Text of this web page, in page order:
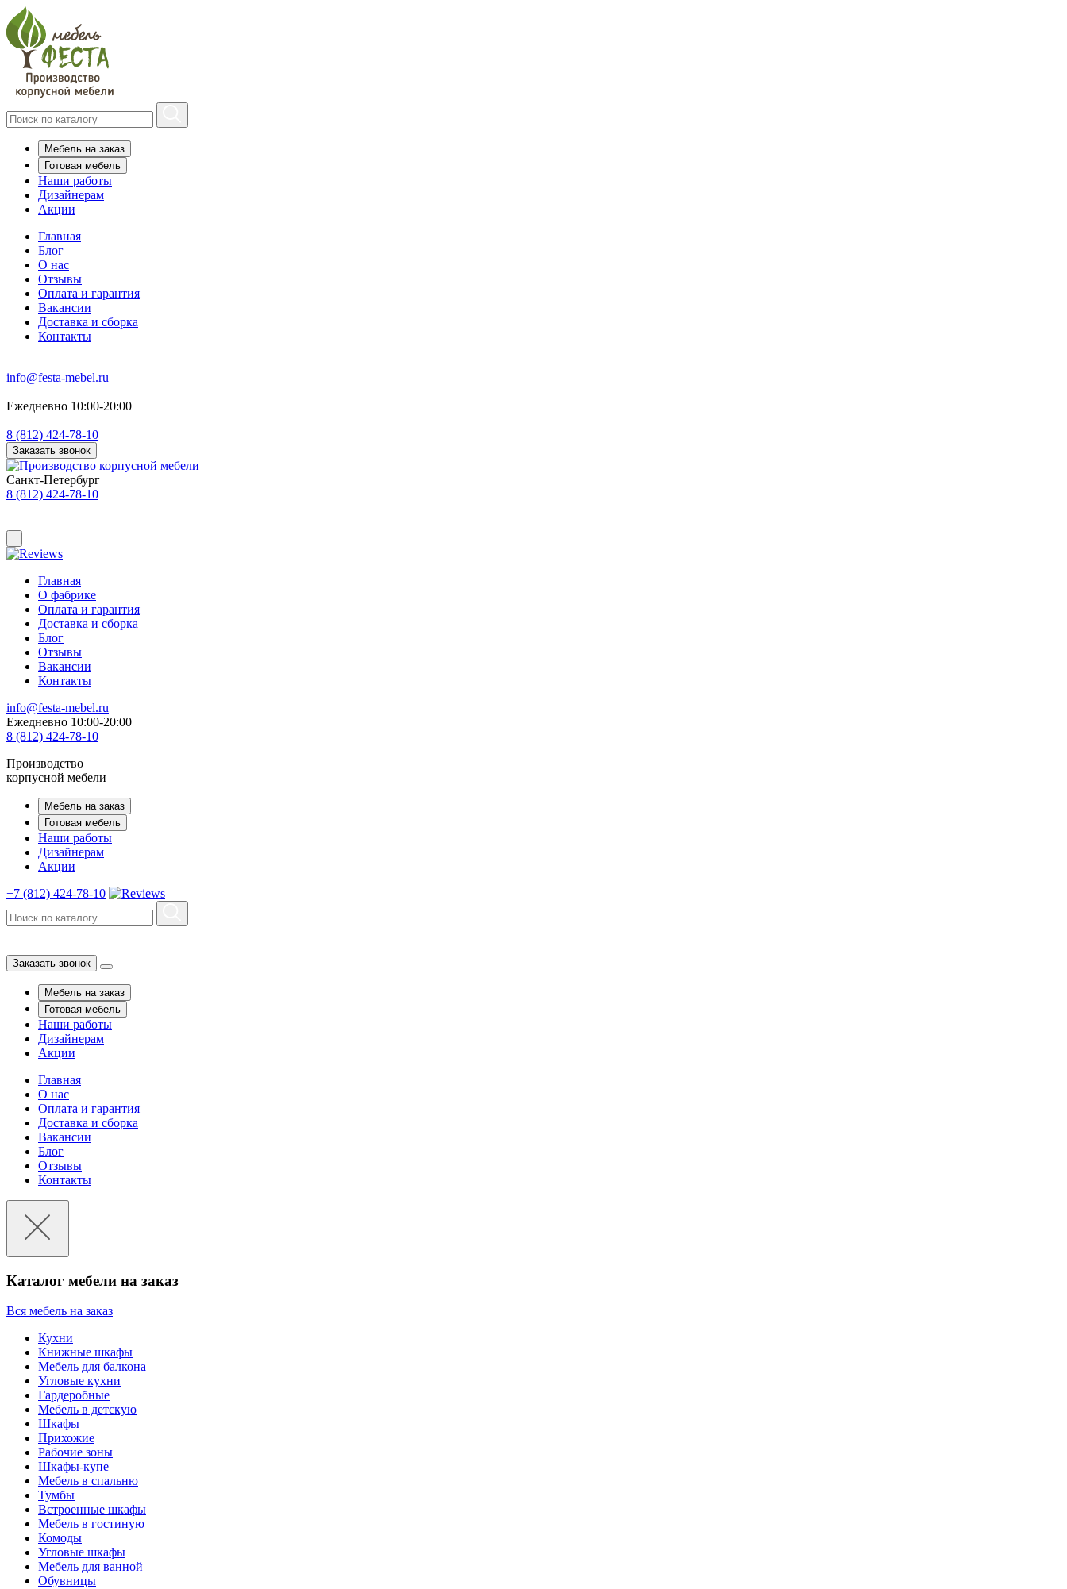
Мебель на заказ
Готовая мебель
Наши работы
Дизайнерам
Акции
Главная
Блог
О нас
Отзывы
Оплата и гарантия
Вакансии
Доставка и сборка
Контакты
info@festa-mebel.ru
Ежедневно 10:00-20:00
8 (812) 424-78-10
Заказать звонок
Санкт-Петербург
8 (812) 424-78-10
Главная
О фабрике
Оплата и гарантия
Доставка и сборка
Блог
Отзывы
Вакансии
Контакты
info@festa-mebel.ru
Ежедневно 10:00-20:00
8 (812) 424-78-10
Производство
корпусной мебели
Мебель на заказ
Готовая мебель
Наши работы
Дизайнерам
Акции
+7 (812) 424-78-10
Заказать звонок
Мебель на заказ
Готовая мебель
Наши работы
Дизайнерам
Акции
Главная
О нас
Оплата и гарантия
Доставка и сборка
Вакансии
Блог
Отзывы
Контакты
Каталог мебели на заказ
Вся мебель на заказ
Кухни
Книжные шкафы
Мебель для балкона
Угловые кухни
Гардеробные
Мебель в детскую
Шкафы
Прихожие
Рабочие зоны
Шкафы-купе
Мебель в спальню
Тумбы
Встроенные шкафы
Мебель в гостиную
Комоды
Угловые шкафы
Мебель для ванной
Обувницы